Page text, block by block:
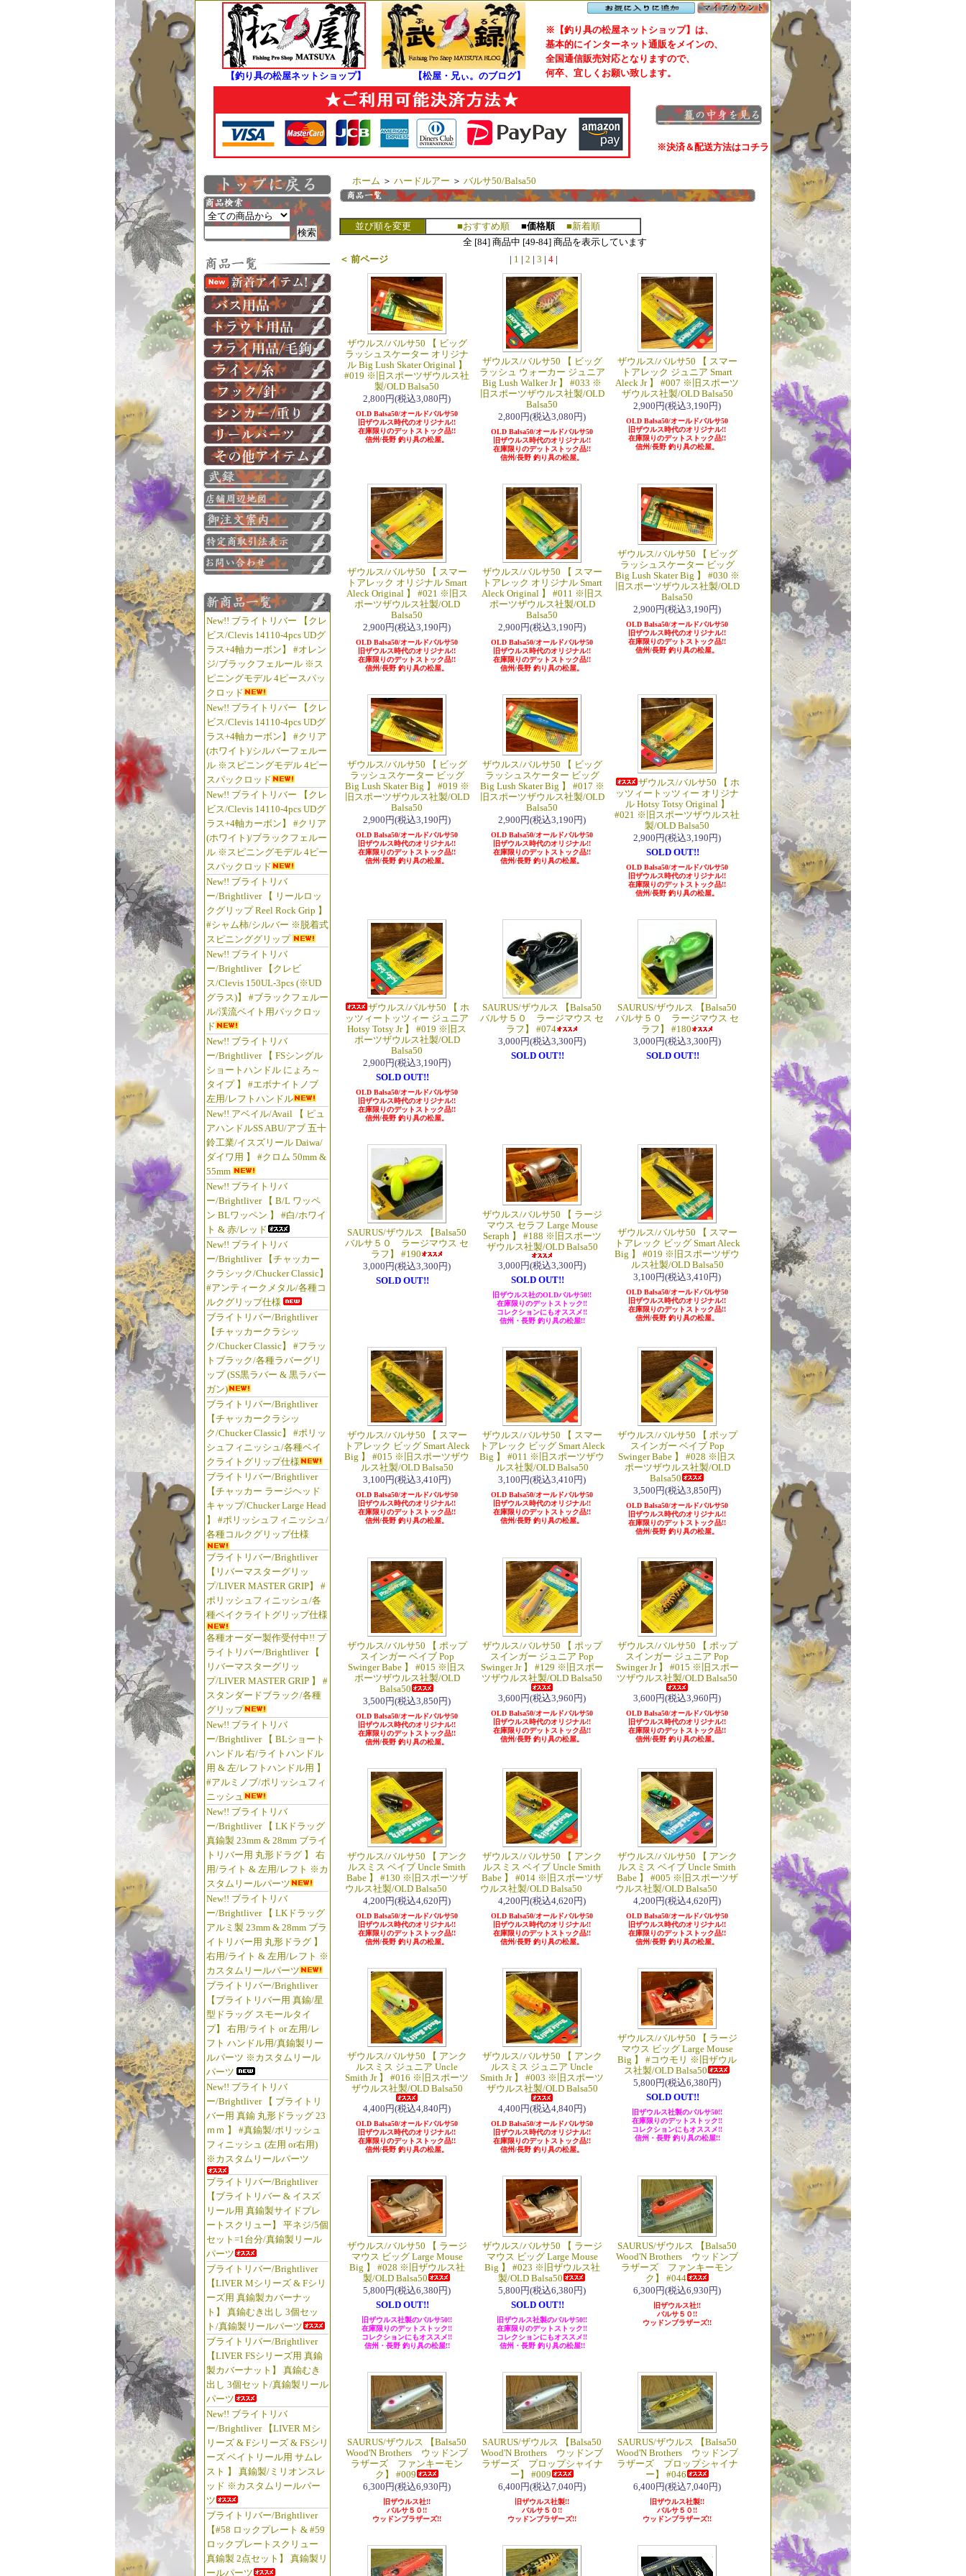
【釣り具の松屋ネットショップ】 【松屋・兄ぃ。のブログ】
※【釣り具の松屋ネットショップ】は、
基本的にインターネット通販をメインの、
全国通信販売対応となりますので、
何卒、宜しくお願い致します。
※決済＆配送方法はコチラ
New!! ブライトリバー 【クレ
ビス/Clevis 14110-4pcs UDグ
ラス+4軸カーボン】 #オレン
ジ/ブラックフェルール ※ス
ピニングモデル 4ピースパッ
クロッド
New!! ブライトリバー 【クレ
ビス/Clevis 14110-4pcs UDグ
ラス+4軸カーボン】 #クリア
(ホワイト)/シルバーフェルー
ル ※スピニングモデル 4ピー
スパックロッド
New!! ブライトリバー 【クレ
ビス/Clevis 14110-4pcs UDグ
ラス+4軸カーボン】 #クリア
(ホワイト)/ブラックフェルー
ル ※スピニングモデル 4ピー
スパックロッド
New!! ブライトリバ
ー/Brightliver 【 リールロッ
クグリップ Reel Rock Grip 】
#シャム柿/シルバー ※脱着式
スピニンググリップ
New!! ブライトリバ
ー/Brightliver 【クレビ
ス/Clevis 150UL-3pcs (※UD
グラス)】 #ブラックフェルー
ル/渓流ベイト用パックロッ
ド
New!! ブライトリバ
ー/Brightliver 【 FSシングル
ショートハンドル にょろ～
タイプ 】 #エボナイトノブ
左用/レフトハンドル
New!! アベイル/Avail 【 ピュ
アハンドルSS ABU/アブ 五十
鈴工業/イスズリール Daiwa/
ダイワ用 】 #クロム 50mm &
55mm
New!! ブライトリバ
ー/Brightliver 【 B/L ワッペ
ン BLワッペン 】 #白/ホワイ
ト & 赤/レッド
New!! ブライトリバ
ー/Brightliver 【チャッカー
クラシック/Chucker Classic】
#アンティークメタル/各種コ
ルクグリップ仕様
ブライトリバー/Brightliver
【チャッカークラシッ
ク/Chucker Classic】 #フラッ
トブラック/各種ラバーグリ
ップ (SS黒ラバー & 黒ラバー
ガン)
ブライトリバー/Brightliver
【チャッカークラシッ
ク/Chucker Classic】 #ポリッ
シュフィニッシュ/各種ベイ
クライトグリップ仕様
ブライトリバー/Brightliver
【チャッカー ラージヘッド
キャップ/Chucker Large Head
】 #ポリッシュフィニッシュ/
各種コルクグリップ仕様
ブライトリバー/Brightliver
【リバーマスターグリッ
プ/LIVER MASTER GRIP】 #
ポリッシュフィニッシュ/各
種ベイクライトグリップ仕様
各種オーダー製作受付中!! ブ
ライトリバー/Brightliver 【
リバーマスターグリッ
プ/LIVER MASTER GRIP 】 #
スタンダードブラック/各種
グリップ
New!! ブライトリバ
ー/Brightliver 【 BLショート
ハンドル 右/ライトハンドル
用 & 左/レフトハンドル用 】
#アルミノブ/ポリッシュフィ
ニッシュ
New!! ブライトリバ
ー/Brightliver 【 LKドラッグ
真鍮製 23mm & 28mm ブライ
トリバー用 丸形ドラグ 】 右
用/ライト & 左用/レフト ※カ
スタムリールパーツ
New!! ブライトリバ
ー/Brightliver 【 LKドラッグ
アルミ製 23mm & 28mm ブラ
イトリバー用 丸形ドラグ 】
右用/ライト & 左用/レフト ※
カスタムリールパーツ
ブライトリバー/Brightliver
【ブライトリバー用 真鍮/星
型ドラッグ スモールタイ
プ】 右用/ライト or 左用/レ
フト ハンドル用/真鍮製リー
ルパーツ ※カスタムリール
パーツ
New!! ブライトリバ
ー/Brightliver 【 ブライトリ
バー用 真鍮 丸形ドラッグ 23
ｍｍ 】 #真鍮製/ポリッシュ
フィニッシュ (左用 or右用)
※カスタムリールパーツ
ブライトリバー/Brightliver
【ブライトリバー & イスズ
リール用 真鍮製サイドプレ
ートスクリュー】 平ネジ/5個
セット=1台分/真鍮製リール
パーツ
ブライトリバー/Brightliver
【LIVER Mシリーズ & Fシリ
ーズ用 真鍮製カバーナッ
ト】 真鍮むき出し 3個セッ
ト/真鍮製リールパーツ
ブライトリバー/Brightliver
【LIVER FSシリーズ用 真鍮
製カバーナット】 真鍮むき
出し 3個セット/真鍮製リール
パーツ
New!! ブライトリバ
ー/Brightliver 【LIVER Mシ
リーズ & Fシリーズ & FSシリ
ーズ ベイトリール用 サムレ
スト 】 真鍮製/ミリオンスレ
ッド ※カスタムリールパー
ツ
ブライトリバー/Brightliver
【#58 ロックプレート & #59
ロックプレートスクリュー
真鍮製 2点セット】 真鍮製リ
ールパーツ
ホーム ＞ ハードルアー ＞ バルサ50/Balsa50
並び順を変更 ■おすすめ順 ■価格順
■新着順
全 [84] 商品中 [49-84] 商品を表示しています
＜ 前ページ
| 1 | 2 | 3 | 4|
ザウルス/バルサ50 【 ビッグ
ラッシュスケーター オリジナ
ル Big Lush Skater Original 】
#019 ※旧スポーツザウルス社
製/OLD Balsa50
2,800円(税込3,080円)
OLD Balsa50/オールドバルサ50
旧ザウルス時代のオリジナル!!
在庫限りのデットストック品!!
信州/長野 釣り具の松屋。
ザウルス/バルサ50 【 ビッグ
ラッシュ ウォーカー ジュニア
Big Lush Walker Jr 】 #033 ※
旧スポーツザウルス社製/OLD
Balsa50
2,800円(税込3,080円)
OLD Balsa50/オールドバルサ50
旧ザウルス時代のオリジナル!!
在庫限りのデットストック品!!
信州/長野 釣り具の松屋。
ザウルス/バルサ50 【 スマー
トアレック ジュニア Smart
Aleck Jr 】 #007 ※旧スポーツ
ザウルス社製/OLD Balsa50
2,900円(税込3,190円)
OLD Balsa50/オールドバルサ50
旧ザウルス時代のオリジナル!!
在庫限りのデットストック品!!
信州/長野 釣り具の松屋。
ザウルス/バルサ50 【 スマー
トアレック オリジナル Smart
Aleck Original 】 #021 ※旧ス
ポーツザウルス社製/OLD
Balsa50
2,900円(税込3,190円)
OLD Balsa50/オールドバルサ50
旧ザウルス時代のオリジナル!!
在庫限りのデットストック品!!
信州/長野 釣り具の松屋。
ザウルス/バルサ50 【 スマー
トアレック オリジナル Smart
Aleck Original 】 #011 ※旧ス
ポーツザウルス社製/OLD
Balsa50
2,900円(税込3,190円)
OLD Balsa50/オールドバルサ50
旧ザウルス時代のオリジナル!!
在庫限りのデットストック品!!
信州/長野 釣り具の松屋。
ザウルス/バルサ50 【 ビッグ
ラッシュスケーター ビッグ
Big Lush Skater Big 】 #030 ※
旧スポーツザウルス社製/OLD
Balsa50
2,900円(税込3,190円)
OLD Balsa50/オールドバルサ50
旧ザウルス時代のオリジナル!!
在庫限りのデットストック品!!
信州/長野 釣り具の松屋。
ザウルス/バルサ50 【 ビッグ
ラッシュスケーター ビッグ
Big Lush Skater Big 】 #019 ※
旧スポーツザウルス社製/OLD
Balsa50
2,900円(税込3,190円)
OLD Balsa50/オールドバルサ50
旧ザウルス時代のオリジナル!!
在庫限りのデットストック品!!
信州/長野 釣り具の松屋。
ザウルス/バルサ50 【 ビッグ
ラッシュスケーター ビッグ
Big Lush Skater Big 】 #017 ※
旧スポーツザウルス社製/OLD
Balsa50
2,900円(税込3,190円)
OLD Balsa50/オールドバルサ50
旧ザウルス時代のオリジナル!!
在庫限りのデットストック品!!
信州/長野 釣り具の松屋。
ザウルス/バルサ50 【 ホ
ッツィートッツィー オリジナ
ル Hotsy Totsy Original 】
#021 ※旧スポーツザウルス社
製/OLD Balsa50
2,900円(税込3,190円)
SOLD OUT!!
OLD Balsa50/オールドバルサ50
旧ザウルス時代のオリジナル!!
在庫限りのデットストック品!!
信州/長野 釣り具の松屋。
ザウルス/バルサ50 【 ホ
ッツィートッツィー ジュニア
Hotsy Totsy Jr 】 #019 ※旧ス
ポーツザウルス社製/OLD
Balsa50
2,900円(税込3,190円)
SOLD OUT!!
OLD Balsa50/オールドバルサ50
旧ザウルス時代のオリジナル!!
在庫限りのデットストック品!!
信州/長野 釣り具の松屋。
SAURUS/ザウルス 【Balsa50
バルサ５０ ラージマウス セ
ラフ】 #074
3,000円(税込3,300円)
SOLD OUT!!
SAURUS/ザウルス 【Balsa50
バルサ５０ ラージマウス セ
ラフ】 #180
3,000円(税込3,300円)
SOLD OUT!!
SAURUS/ザウルス 【Balsa50
バルサ５０ ラージマウス セ
ラフ】 #190
3,000円(税込3,300円)
SOLD OUT!!
ザウルス/バルサ50 【 ラージ
マウス セラフ Large Mouse
Seraph 】 #188 ※旧スポーツ
ザウルス社製/OLD Balsa50
3,000円(税込3,300円)
SOLD OUT!!
旧ザウルス社のOLDバルサ50!!
在庫限りのデットストック!!
コレクションにもオススメ!!
信州・長野 釣り具の松屋!!
ザウルス/バルサ50 【 スマー
トアレック ビッグ Smart Aleck
Big 】 #019 ※旧スポーツザウ
ルス社製/OLD Balsa50
3,100円(税込3,410円)
OLD Balsa50/オールドバルサ50
旧ザウルス時代のオリジナル!!
在庫限りのデットストック品!!
信州/長野 釣り具の松屋。
ザウルス/バルサ50 【 スマー
トアレック ビッグ Smart Aleck
Big 】 #015 ※旧スポーツザウ
ルス社製/OLD Balsa50
3,100円(税込3,410円)
OLD Balsa50/オールドバルサ50
旧ザウルス時代のオリジナル!!
在庫限りのデットストック品!!
信州/長野 釣り具の松屋。
ザウルス/バルサ50 【 スマー
トアレック ビッグ Smart Aleck
Big 】 #011 ※旧スポーツザウ
ルス社製/OLD Balsa50
3,100円(税込3,410円)
OLD Balsa50/オールドバルサ50
旧ザウルス時代のオリジナル!!
在庫限りのデットストック品!!
信州/長野 釣り具の松屋。
ザウルス/バルサ50 【 ポップ
スインガー ベイブ Pop
Swinger Babe 】 #028 ※旧ス
ポーツザウルス社製/OLD
Balsa50
3,500円(税込3,850円)
OLD Balsa50/オールドバルサ50
旧ザウルス時代のオリジナル!!
在庫限りのデットストック品!!
信州/長野 釣り具の松屋。
ザウルス/バルサ50 【 ポップ
スインガー ベイブ Pop
Swinger Babe 】 #015 ※旧ス
ポーツザウルス社製/OLD
Balsa50
3,500円(税込3,850円)
OLD Balsa50/オールドバルサ50
旧ザウルス時代のオリジナル!!
在庫限りのデットストック品!!
信州/長野 釣り具の松屋。
ザウルス/バルサ50 【 ポップ
スインガー ジュニア Pop
Swinger Jr 】 #129 ※旧スポー
ツザウルス社製/OLD Balsa50
3,600円(税込3,960円)
OLD Balsa50/オールドバルサ50
旧ザウルス時代のオリジナル!!
在庫限りのデットストック品!!
信州/長野 釣り具の松屋。
ザウルス/バルサ50 【 ポップ
スインガー ジュニア Pop
Swinger Jr 】 #015 ※旧スポー
ツザウルス社製/OLD Balsa50
3,600円(税込3,960円)
OLD Balsa50/オールドバルサ50
旧ザウルス時代のオリジナル!!
在庫限りのデットストック品!!
信州/長野 釣り具の松屋。
ザウルス/バルサ50 【 アンク
ルスミス ベイブ Uncle Smith
Babe 】 #130 ※旧スポーツザ
ウルス社製/OLD Balsa50
4,200円(税込4,620円)
OLD Balsa50/オールドバルサ50
旧ザウルス時代のオリジナル!!
在庫限りのデットストック品!!
信州/長野 釣り具の松屋。
ザウルス/バルサ50 【 アンク
ルスミス ベイブ Uncle Smith
Babe 】 #014 ※旧スポーツザ
ウルス社製/OLD Balsa50
4,200円(税込4,620円)
OLD Balsa50/オールドバルサ50
旧ザウルス時代のオリジナル!!
在庫限りのデットストック品!!
信州/長野 釣り具の松屋。
ザウルス/バルサ50 【 アンク
ルスミス ベイブ Uncle Smith
Babe 】 #005 ※旧スポーツザ
ウルス社製/OLD Balsa50
4,200円(税込4,620円)
OLD Balsa50/オールドバルサ50
旧ザウルス時代のオリジナル!!
在庫限りのデットストック品!!
信州/長野 釣り具の松屋。
ザウルス/バルサ50 【 アンク
ルスミス ジュニア Uncle
Smith Jr 】 #016 ※旧スポーツ
ザウルス社製/OLD Balsa50
4,400円(税込4,840円)
OLD Balsa50/オールドバルサ50
旧ザウルス時代のオリジナル!!
在庫限りのデットストック品!!
信州/長野 釣り具の松屋。
ザウルス/バルサ50 【 アンク
ルスミス ジュニア Uncle
Smith Jr 】 #003 ※旧スポーツ
ザウルス社製/OLD Balsa50
4,400円(税込4,840円)
OLD Balsa50/オールドバルサ50
旧ザウルス時代のオリジナル!!
在庫限りのデットストック品!!
信州/長野 釣り具の松屋。
ザウルス/バルサ50 【 ラージ
マウス ビッグ Large Mouse
Big 】 #コウモリ ※旧ザウル
ス社製/OLD Balsa50
5,800円(税込6,380円)
SOLD OUT!!
旧ザウルス社製のバルサ50!!
在庫限りのデットストック!!
コレクションにもオススメ!!
信州・長野 釣り具の松屋!!
ザウルス/バルサ50 【 ラージ
マウス ビッグ Large Mouse
Big 】 #028 ※旧ザウルス社
製/OLD Balsa50
5,800円(税込6,380円)
SOLD OUT!!
旧ザウルス社製のバルサ50!!
在庫限りのデットストック!!
コレクションにもオススメ!!
信州・長野 釣り具の松屋!!
ザウルス/バルサ50 【 ラージ
マウス ビッグ Large Mouse
Big 】 #023 ※旧ザウルス社
製/OLD Balsa50
5,800円(税込6,380円)
SOLD OUT!!
旧ザウルス社製のバルサ50!!
在庫限りのデットストック!!
コレクションにもオススメ!!
信州・長野 釣り具の松屋!!
SAURUS/ザウルス 【Balsa50
Wood'N Brothers ウッドンブ
ラザーズ ファンキーモン
ク】 #044
6,300円(税込6,930円)
旧ザウルス社!!
バルサ５０!!
ウッドンブラザーズ!!
SAURUS/ザウルス 【Balsa50
Wood'N Brothers ウッドンブ
ラザーズ ファンキーモン
ク】 #009
6,300円(税込6,930円)
旧ザウルス社!!
バルサ５０!!
ウッドンブラザーズ!!
SAURUS/ザウルス 【Balsa50
Wood'N Brothers ウッドンブ
ラザーズ プロップシャイナ
ー】 #009
6,400円(税込7,040円)
旧ザウルス社製!!
バルサ５０!!
ウッドンブラザーズ!!
SAURUS/ザウルス 【Balsa50
Wood'N Brothers ウッドンブ
ラザーズ プロップシャイナ
ー】 #046
6,400円(税込7,040円)
旧ザウルス社製!!
バルサ５０!!
ウッドンブラザーズ!!